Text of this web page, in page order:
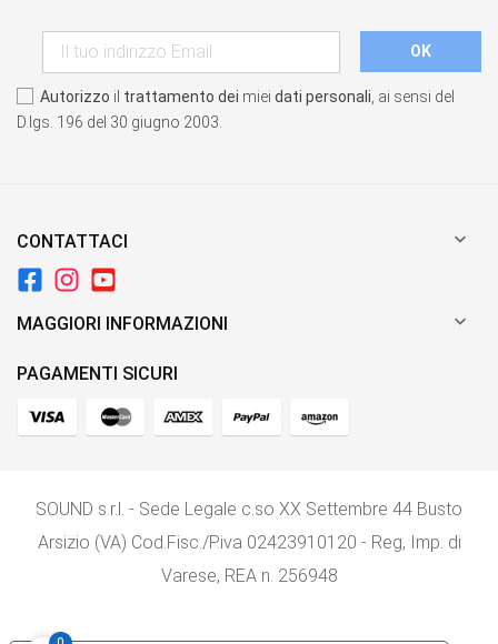
Autorizzo il trattamento dei miei dati personali , ai sensi del
D.lgs. 196 del 30 giugno 2003.
CONTATTACI 
MAGGIORI INFORMAZIONI 
PAGAMENTI SICURI
SOUND s.r.l. - Sede Legale c.so XX Settembre 44 Busto
Arsizio (VA) Cod.Fisc./P.iva 02423910120 - Reg, Imp. di
Varese, REA n. 256948